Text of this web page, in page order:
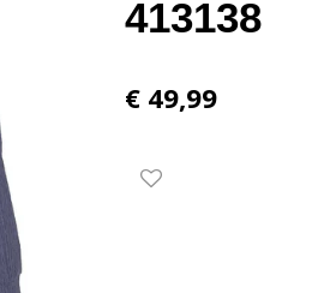
413138
€ 49,99